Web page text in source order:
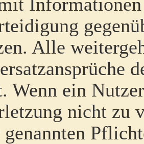
Alle
Wenn ein
nicht zu